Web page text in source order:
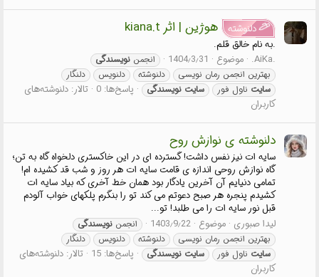
دلنوشته هوژین | اثر kiana.t
.به نام خالق قلم.
.AiKa. موضوع 1404٫3٫31 انجمن نویسندگی
بهترین انجمن رمان نویسی
دلنوشته دلنویس
دلنگار
سایت ناول فور سایت نویسندگی پاسخ‌ها: 0 تالار: دلنوشته‌های
کاربران
دلنوشته ی نوازش روح
سایه ات نیز نفس داشت! گسترده ای در این خاکستری دلخواه گاه به تن؛
گاه نوازش روحی اندازه ی قامت سایه ات هر روز و شب قد کشیده ام!
تمامی دنیایم آن آخرین یادگار بود همان خط آخری که بیاد سایه ات
کشیدم پنجره هر صبح دعوتم می کند تو را بنگرم پلکهای خواب آلودم
قبل نور سایه ات را می طلبد! تو...
لیدا صبوری موضوع 1403٫9٫22 انجمن نویسندگی
بهترین انجمن رمان نویسی
دلنوشته دلنویس
دلنگار
سایت ناول فور سایت نویسندگی پاسخ‌ها: 15 تالار: دلنوشته‌های
کاربران